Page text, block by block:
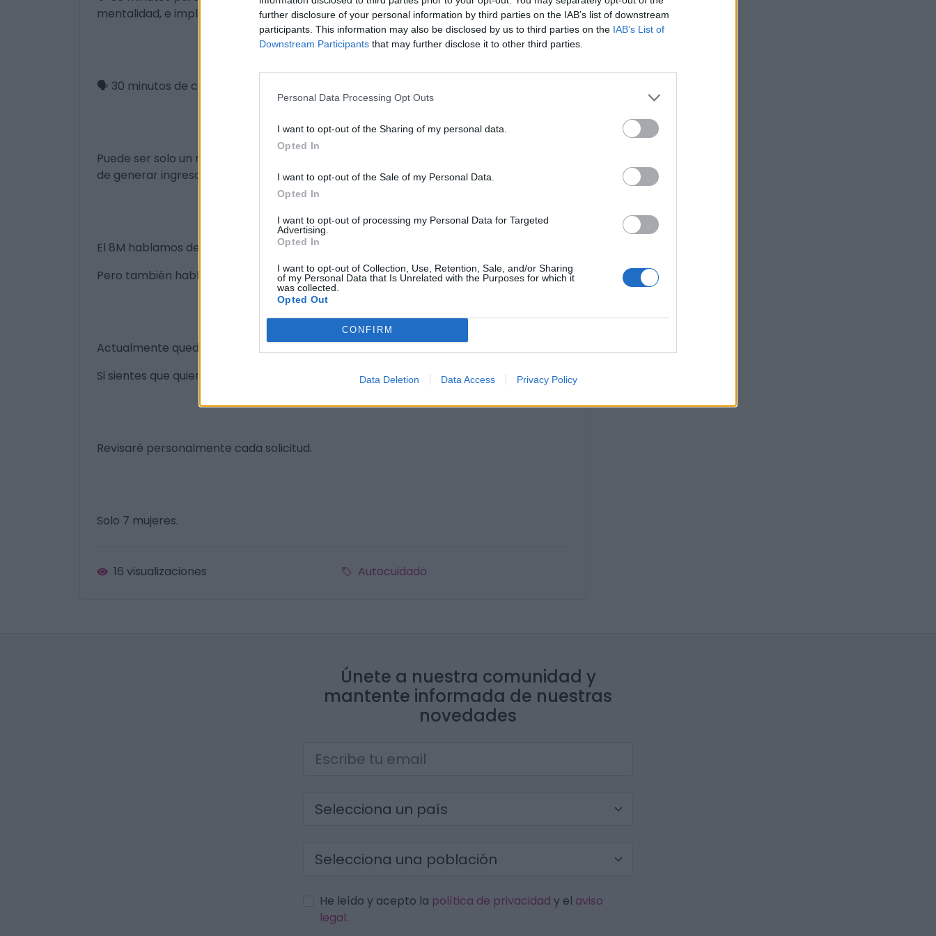
further disclosure of your personal information by third parties on the IAB’s list of downstream
participants. This information may also be disclosed by us to third parties on the IAB’s List of
Downstream Participants that may further disclose it to other third parties.
Personal Data Processing Opt Outs
I want to opt-out of the Sharing of my personal data.
Opted In
I want to opt-out of the Sale of my Personal Data.
Opted In
I want to opt-out of processing my Personal Data for Targeted
Advertising.
Opted In
I want to opt-out of Collection, Use, Retention, Sale, and/or Sharing
of my Personal Data that Is Unrelated with the Purposes for which it
was collected.
Opted Out
CONFIRM
Data Deletion Data Access Privacy Policy
mentalidad, e implicaciones.
🗣️ 30 minutos de café o te con otras mujeres que también quieren crecer.
Puede ser solo un rato agradable o puede ser el momento en que amplíes tu forma
de generar ingresos y decidir tu futuro.
El 8M hablamos de igualdad.
Pero también hablamos de independencia y decisiones valientes.
Actualmente quedan 7 plazas.
Si sientes que quieres valorar nuevas posibilidades, completa el formulario.
Revisaré personalmente cada solicitud.
Solo 7 mujeres.
16 visualizaciones Autocuidado
Únete a nuestra comunidad y
mantente informada de nuestras
novedades
He leído y acepto la política de privacidad y el aviso
legal.